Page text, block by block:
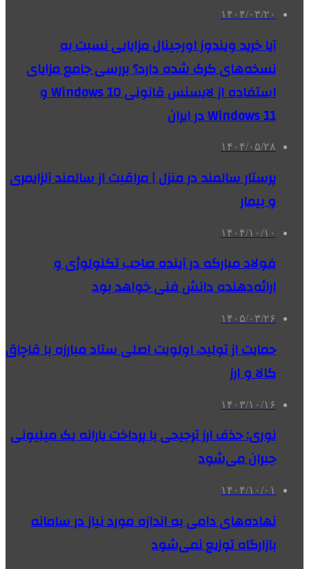
۱۴۰۴/۰۳/۲۰
آیا خرید ویندوز اورجینال مزایایی نسبت به
نسخه‌های کرک شده دارد؟ بررسی جامع مزایای
استفاده از لایسنس قانونی Windows 10 و
Windows 11 در ایران
۱۴۰۴/۰۵/۲۸
پرستار سالمند در منزل | مراقبت از سالمند آلزایمری
و بیمار
۱۴۰۴/۱۰/۱۰
فولاد مبارکه در آینده صاحب تکنولوژی و
ارائه‌دهنده دانش فنی خواهد بود
۱۴۰۵/۰۳/۲۶
حمایت از تولید، اولویت اصلی ستاد مبارزه با قاچاق
کالا و ارز
۱۴۰۳/۱۰/۱۶
نوری: حذف ارز ترجیحی با پرداخت یارانه یک میلیونی
جبران می‌شود
۱۴۰۴/۱۰/۰۱
نهاده‌های دامی به اندازه مورد نیاز در سامانه
بازارگاه توزیع نمی‌شود